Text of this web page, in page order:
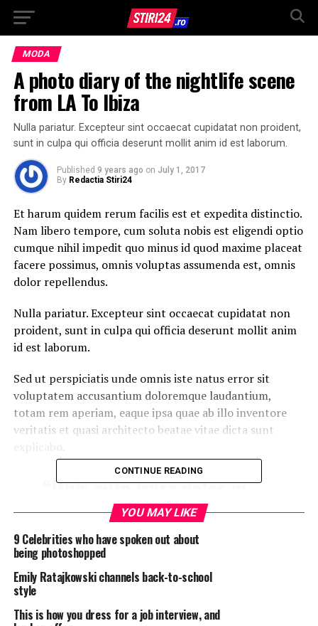
MODA
A photo diary of the nightlife scene
from LA To Ibiza
Nulla pariatur. Excepteur sint occaecat cupidatat non proident,
sunt in culpa qui officia deserunt mollit anim id est laborum.
Published 9 years ago on July 1, 2017
By Redactia Stiri24
Et harum quidem rerum facilis est et expedita distinctio.
Nam libero tempore, cum soluta nobis est eligendi optio
cumque nihil impedit quo minus id quod maxime placeat
facere possimus, omnis voluptas assumenda est, omnis
dolor repellendus.
Nulla pariatur. Excepteur sint occaecat cupidatat non
proident, sunt in culpa qui officia deserunt mollit anim
id est laborum.
Sed ut perspiciatis unde omnis iste natus error sit
voluptatem accusantium doloremque laudantium,
totam rem aperiam, eaque ipsa quae ab illo inventore
veritatis et quasi architecto beatae vitae dicta sunt
“Duis aute irure dolor in
reprehenderit in voluptate
velit esse cillum dolore eu
fugiat”
Neque porro quisquam est, qui dolorem ipsum quia
dolor sit amet, consectetur, adipisci velit, sed quia non
CONTINUE READING
YOU MAY LIKE
9 Celebrities who have spoken out about
being photoshopped
Emily Ratajkowski channels back-to-school
style
This is how you dress for a job interview, and